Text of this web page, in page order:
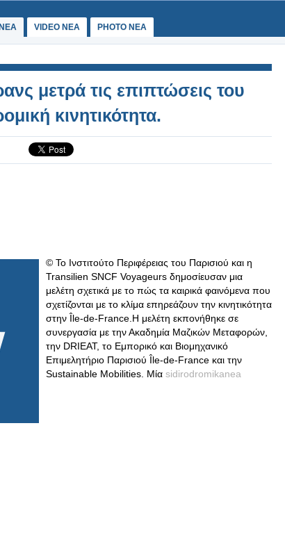
ΝΕΑ VIDEO NEA PHOTO NEA
μετρά τις επιπτώσεις του
κινητικότητα.
© Το Ινστιτούτο Περιφέρειας του Παρισιού και η
Transilien SNCF Voyageurs δημοσίευσαν μια
μελέτη σχετικά με το πώς τα καιρικά φαινόμενα που
σχετίζονται με το κλίμα επηρεάζουν την κινητικότητα
στην Île-de-France.Η μελέτη εκπονήθηκε σε
συνεργασία με την Ακαδημία Μαζικών Μεταφορών,
την DRIEAT, το Εμπορικό και Βιομηχανικό
Επιμελητήριο Παρισιού Île-de-France και την
Sustainable Mobilities. Μία sidirodromikanea